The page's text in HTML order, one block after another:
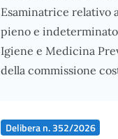
Esaminatrice relativo
pieno e
Igiene e Medicina
della commissione
Delibera n. 352/2026